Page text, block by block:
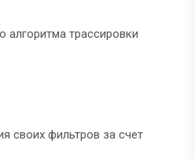
трассировки
своих фильтров за счет